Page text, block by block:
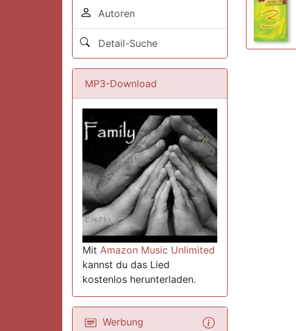
Autoren
Detail-Suche
MP3-Download
Mit Amazon Music Unlimited
kannst du das Lied
kostenlos herunterladen.
Werbung